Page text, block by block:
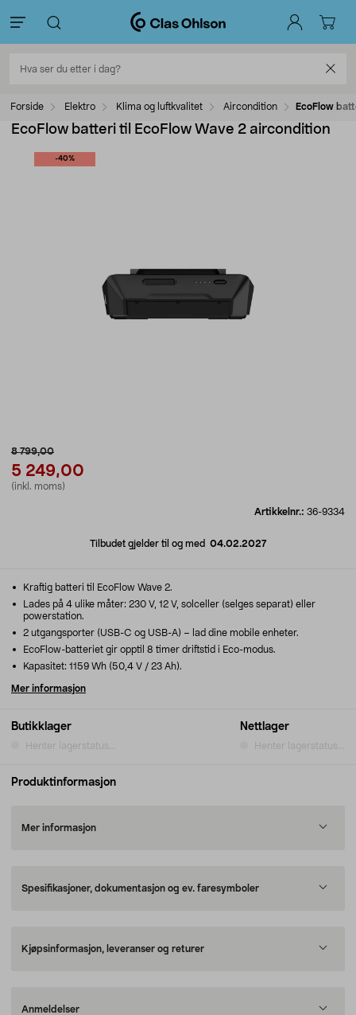
Forside Elektro Klima og luftkvalitet Aircondition EcoFlow
EcoFlow batteri til EcoFlow Wave 2 aircondition
-40%
8 799,00
5 249,00
(inkl. moms)
Artikkelnr.: 36-9334
Tilbudet gjelder til og med 04.02.2027
Butikklager
Henter lagerstatus...
Nettlager
Henter lagerstatus...
Kraftig batteri til EcoFlow Wave 2.
Lades på 4 ulike måter: 230 V, 12 V, solceller (selges separat) eller
powerstation.
2 utgangsporter (USB-C og USB-A) – lad dine mobile enheter.
EcoFlow-batteriet gir opptil 8 timer driftstid i Eco-modus.
Kapasitet: 1159 Wh (50,4 V / 23 Ah).
Mer informasjon
Produktinformasjon
Mer informasjon
Spesifikasjoner, dokumentasjon og ev. faresymboler
Kjøpsinformasjon, leveranser og returer
Anmeldelser